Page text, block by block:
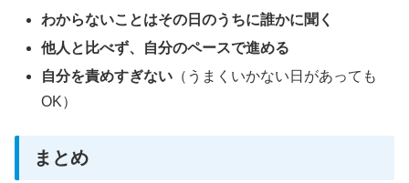
わからないことはその日のうちに誰かに聞く
他人と比べず、自分のペースで進める
自分を責めすぎない （うまくいかない日があっても
OK）
まとめ